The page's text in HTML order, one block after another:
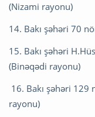
(Nizami rayonu)
14. Bakı şəhəri 70
15. Bakı şəhəri
(Binəqədi rayonu)
16. Bakı şəhəri
rayonu)